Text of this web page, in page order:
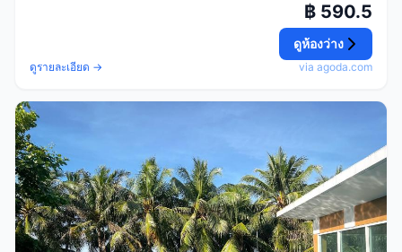
ดูรายละเอียด →
฿ 590.5
ดูห้องว่าง
via agoda.com